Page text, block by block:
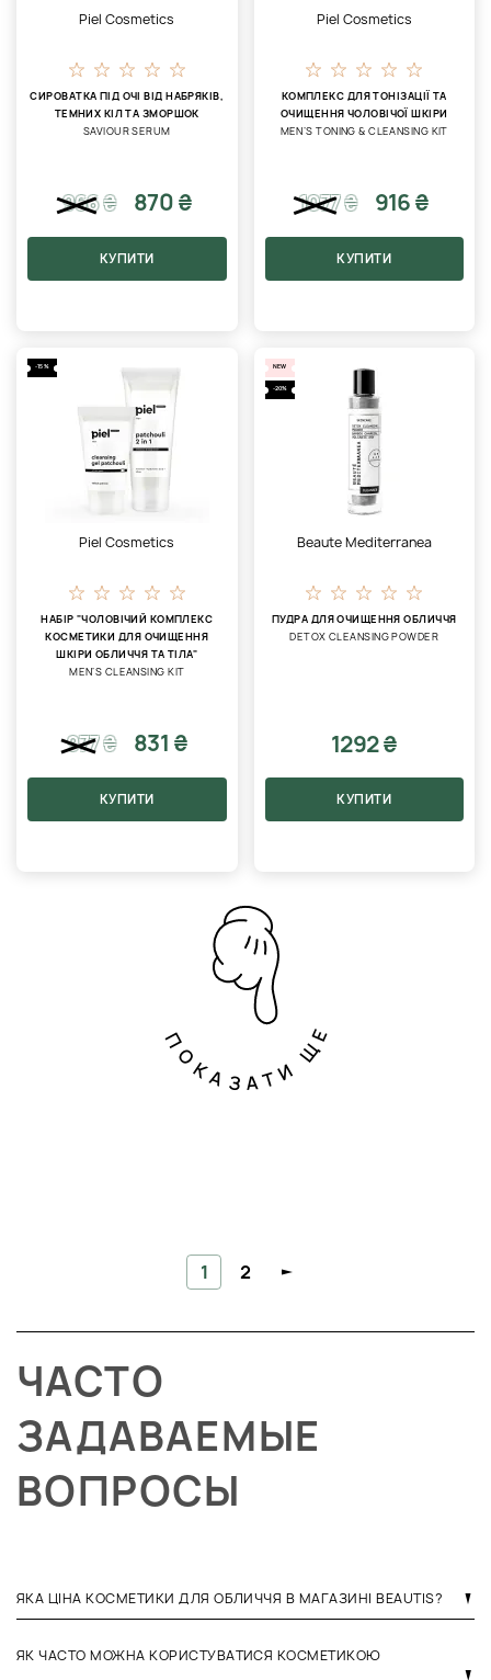
Piel Cosmetics
СИРОВАТКА ПІД ОЧІ ВІД НАБРЯКІВ,
ТЕМНИХ КІЛ ТА ЗМОРШОК
SAVIOUR SERUM
966₴ 870 ₴
КУПИТИ
Piel Cosmetics
КОМПЛЕКС ДЛЯ ТОНІЗАЦІЇ ТА
ОЧИЩЕННЯ ЧОЛОВІЧОЇ ШКІРИ
MEN’S TONING & CLEANSING KIT
1077₴ 916 ₴
КУПИТИ
-15%
Piel Cosmetics
НАБІР "ЧОЛОВІЧИЙ КОМПЛЕКС
КОСМЕТИКИ ДЛЯ ОЧИЩЕННЯ
ШКІРИ ОБЛИЧЧЯ ТА ТІЛА"
MEN’S CLEANSING KIT
977₴ 831 ₴
КУПИТИ
NEW
-20%
Beaute Mediterranea
ПУДРА ДЛЯ ОЧИЩЕННЯ ОБЛИЧЧЯ
DETOX CLEANSING POWDER
1292 ₴
КУПИТИ
ПОКАЗАТИ ЩЕ
1 2
ЧАСТО
ЗАДАВАЕМЫЕ
ВОПРОСЫ
ЯКА ЦІНА КОСМЕТИКИ ДЛЯ ОБЛИЧЧЯ В МАГАЗИНІ BEAUTIS?
ЯК ЧАСТО МОЖНА КОРИСТУВАТИСЯ КОСМЕТИКОЮ